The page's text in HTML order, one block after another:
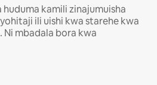
kamili zinajumuisha
ili uishi kwa starehe kwa
Ni mbadala bora kwa